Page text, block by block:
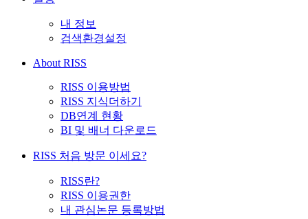
내 정보
검색환경설정
About RISS
RISS 이용방법
RISS 지식더하기
DB연계 현황
BI 및 배너 다운로드
RISS 처음 방문 이세요?
RISS란?
RISS 이용권한
내 관심논문 등록방법